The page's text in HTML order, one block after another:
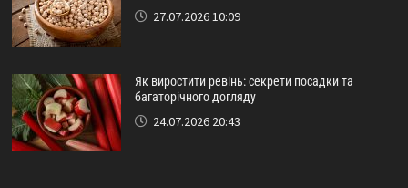
27.07.2026 10:09
Як виростити ревінь: секрети посадки та
багаторічного догляду
24.07.2026 20:43